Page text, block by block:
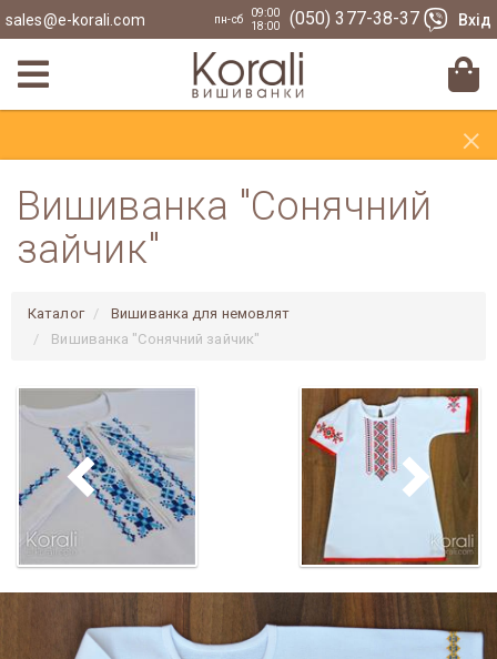
sales@e-korali.com пн-сб
09:00
18:00
(050) 377-38-37 Вхід
×
Вишиванка "Сонячний
зайчик"
Каталог
Вишиванка для немовлят
Вишиванка "Сонячний зайчик"
Previous